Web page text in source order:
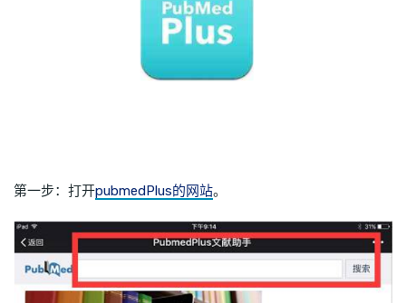
第一步：打开pubmedPlus的网站。